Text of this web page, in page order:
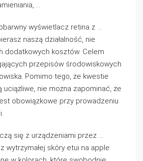
…
wyświetlacz retina z …
naszą działalność, nie
dodatkowych kosztów. Celem
przepisów środowiskowych
Pomimo tego, że kwestie
uciążliwe, nie można zapominać, że
obowiązkowe przy prowadzeniu
się z urządzeniami przez …
wytrzymałej skóry etui na apple